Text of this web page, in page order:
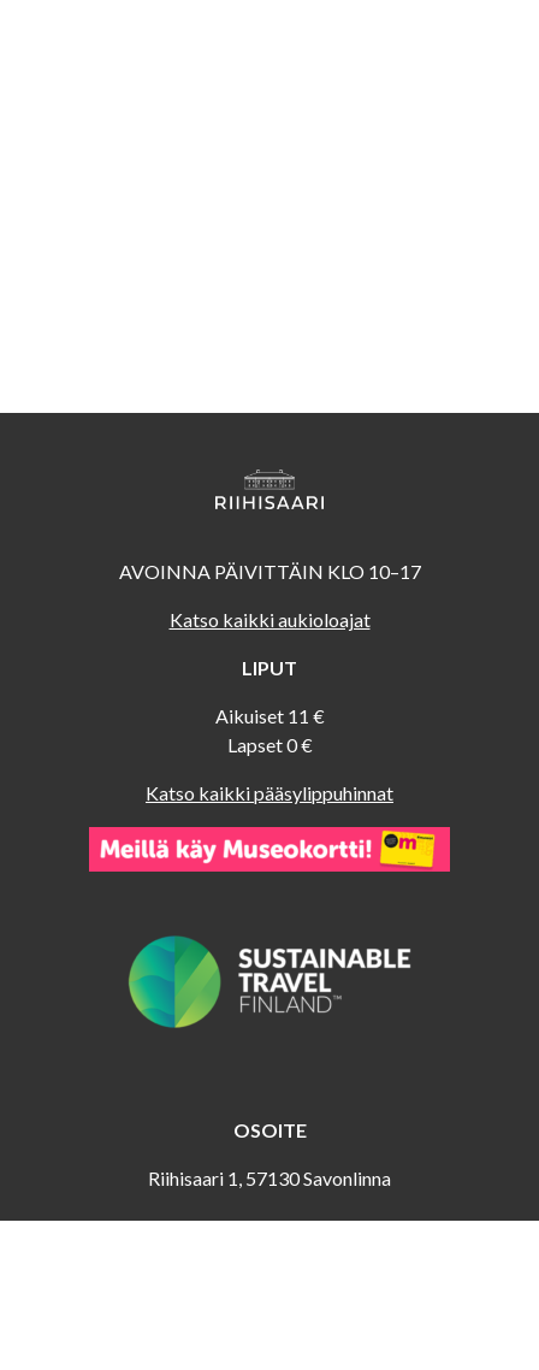
AVOINNA PÄIVITTÄIN KLO 10–17
Katso kaikki aukioloajat
LIPUT
Aikuiset 11 €
Lapset 0 €
Katso kaikki pääsylippuhinnat
OSOITE
Riihisaari 1, 57130 Savonlinna